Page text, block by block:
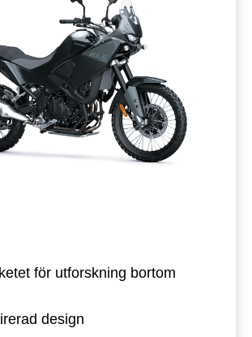
för utforskning bortom
design